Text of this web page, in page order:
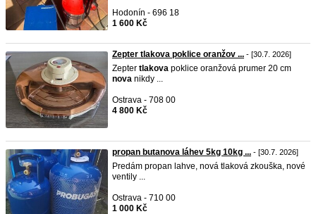
Hodonín - 696 18
1 600 Kč
Zepter tlakova poklice oranžov ... - [30.7. 2026]
Zepter tlakova poklice oranžová prumer 20 cm
nova nikdy ...
Ostrava - 708 00
4 800 Kč
propan butanova láhev 5kg 10kg ... - [30.7. 2026]
Predám propan lahve, nová tlaková zkouška, nové
ventily ...
Ostrava - 710 00
1 000 Kč